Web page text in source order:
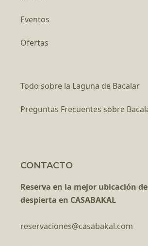
Eventos
Ofertas
Todo sobre la Laguna de Bacalar
Preguntas Frecuentes sobre
CONTACTO
Reserva en la mejor ubicación
despierta en CASABAKAL
reservaciones@casabakal.com